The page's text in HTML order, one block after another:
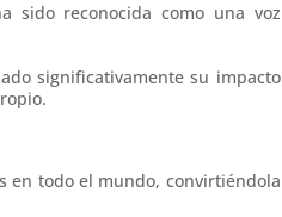
sido reconocida como una voz
significativamente su impacto
en todo el mundo, convirtiéndola